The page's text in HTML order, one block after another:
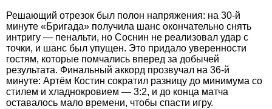
Решающий отрезок был полон напряжения: на 30-й
минуте «Бригада» получила шанс окончательно снять
интригу — пенальти, но Соснин не реализовал удар с
точки, и шанс был упущен. Это придало уверенности
гостям, которые помчались вперед за добычей
результата. Финальный аккорд прозвучал на 36-й
минуте: Артём Костин сократил разницу до минимума со
стилем и хладнокровием — 3:2, и до конца матча
оставалось мало времени, чтобы спасти игру.